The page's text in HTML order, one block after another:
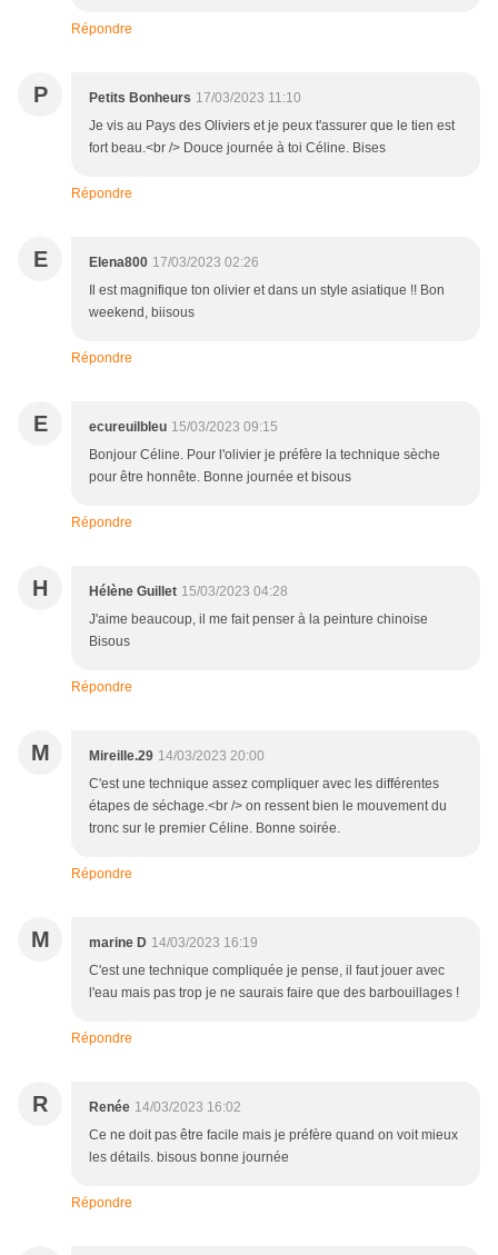
Répondre
P Petits Bonheurs 17/03/2023 11:10
Je vis au Pays des Oliviers et je peux t'assurer que le tien est
fort beau.<br /> Douce journée à toi Céline. Bises
Répondre
E Elena800 17/03/2023 02:26
Il est magnifique ton olivier et dans un style asiatique !! Bon
weekend, biisous
Répondre
E ecureuilbleu 15/03/2023 09:15
Bonjour Céline. Pour l'olivier je préfère la technique sèche
pour être honnête. Bonne journée et bisous
Répondre
H Hélène Guillet 15/03/2023 04:28
J'aime beaucoup, il me fait penser à la peinture chinoise
Bisous
Répondre
M Mireille.29 14/03/2023 20:00
C'est une technique assez compliquer avec les différentes
étapes de séchage.<br /> on ressent bien le mouvement du
tronc sur le premier Céline. Bonne soirée.
Répondre
M marine D 14/03/2023 16:19
C'est une technique compliquée je pense, il faut jouer avec
l'eau mais pas trop je ne saurais faire que des barbouillages !
Répondre
R Renée 14/03/2023 16:02
Ce ne doit pas être facile mais je préfère quand on voit mieux
les détails. bisous bonne journée
Répondre